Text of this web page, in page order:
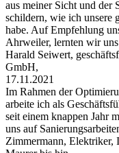
aus meiner Sicht und
schildern, wie ich unsere
habe. Auf Empfehlung
Ahrweiler, lernten wir
Harald Seiwert,
GmbH,
17.11.2021
Im Rahmen der
arbeite ich als
seit einem knappen Jahr
uns auf
Zimmermann, Elektriker,